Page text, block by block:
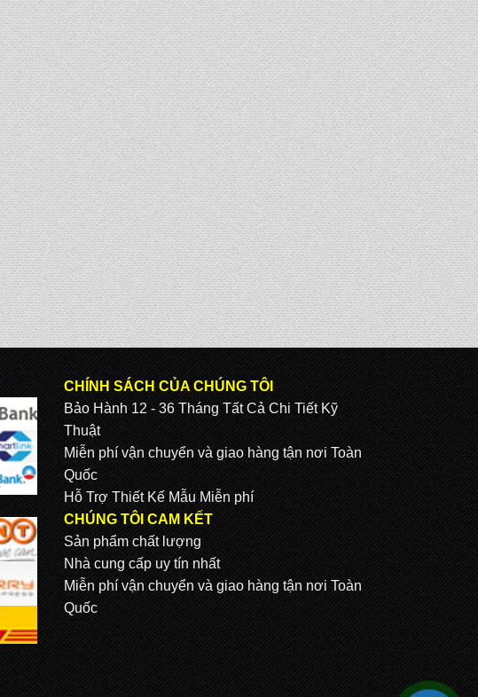
CHÍNH SÁCH CỦA CHÚNG TÔI
Bảo Hành 12 - 36 Tháng Tất Cả Chi Tiết Kỹ
Thuật
Miễn phí vận chuyển và giao hàng tận nơi Toàn
Quốc
Hỗ Trợ Thiết Kế Mẫu Miễn phí
CHÚNG TÔI CAM KẾT
Sản phẩm chất lượng
Nhà cung cấp uy tín nhất
Miễn phí vận chuyển và giao hàng tận nơi Toàn
Quốc